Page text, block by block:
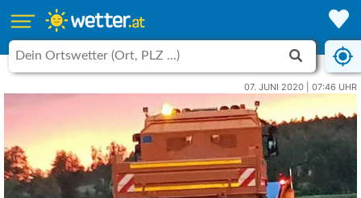
07. JUNI 2020 | 07:46 UHR